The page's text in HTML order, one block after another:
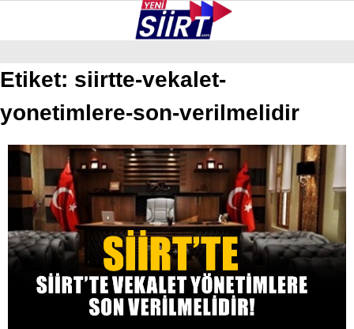
GALERİ VİDEO YAZARLAR
ERUH
BAYKAN
PERVARI
ŞIRVAN
TILLO
Etiket: siirtte-vekalet-
yonetimlere-son-verilmelidir